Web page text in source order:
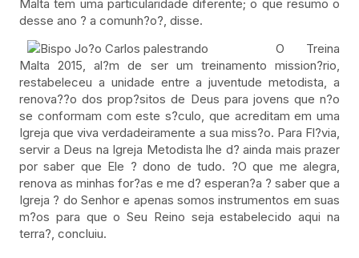
Malta tem uma particularidade diferente; o que resumo o
desse ano ? a comunh?o?, disse.
O Treina
Malta 2015, al?m de ser um treinamento mission?rio,
restabeleceu a unidade entre a juventude metodista, a
renova??o dos prop?sitos de Deus para jovens que n?o
se conformam com este s?culo, que acreditam em uma
Igreja que viva verdadeiramente a sua miss?o. Para Fl?via,
servir a Deus na Igreja Metodista lhe d? ainda mais prazer
por saber que Ele ? dono de tudo. ?O que me alegra,
renova as minhas for?as e me d? esperan?a ? saber que a
Igreja ? do Senhor e apenas somos instrumentos em suas
m?os para que o Seu Reino seja estabelecido aqui na
terra?, concluiu.